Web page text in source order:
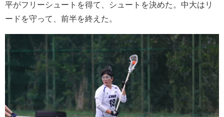
平がフリーシュートを得て、シュートを決めた。中大はリ
ードを守って、前半を終えた。